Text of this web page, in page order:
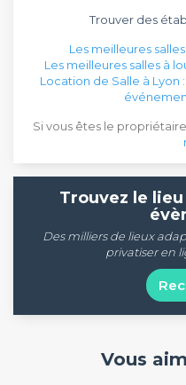
Trouver des
Les meilleures
Les meilleures salles à
Location de Salle à
Si vous êtes le
Trouvez le
Des milliers de lieux
privatiser en
Vous